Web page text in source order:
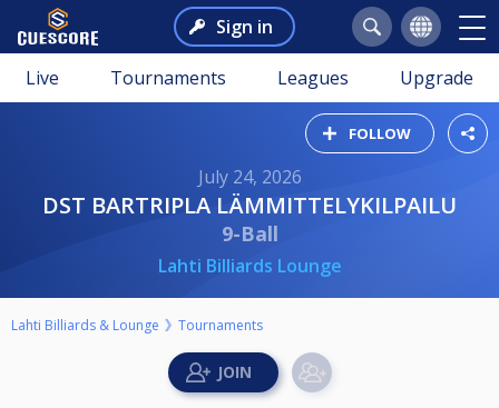
Sign in
Live Tournaments Leagues Upgrade
FOLLOW
July 24, 2026
DST BARTRIPLA LÄMMITTELYKILPAILU
9-Ball
Lahti Billiards Lounge
Lahti Billiards & Lounge Tournaments